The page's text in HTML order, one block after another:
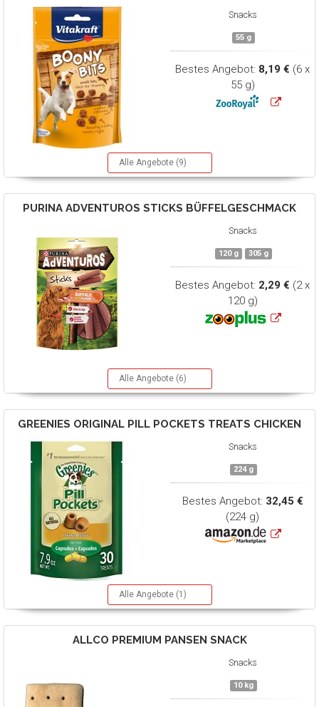
Snacks
55 g
Bestes Angebot: 8,19 € (6 x
55 g)
Alle Angebote (9)
PURINA ADVENTUROS STICKS BÜFFELGESCHMACK
Snacks
120 g 305 g
Bestes Angebot: 2,29 € (2 x
120 g)
Alle Angebote (6)
GREENIES ORIGINAL PILL POCKETS TREATS CHICKEN
Snacks
224 g
Bestes Angebot: 32,45 €
(224 g)
Alle Angebote (1)
ALLCO PREMIUM PANSEN SNACK
Snacks
10 kg